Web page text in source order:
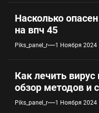
Насколько
на впч 45
Piks_panel_r 1 Ноября 2024
Как лечить
обзор методов и
Piks_panel_r 1 Ноября 2024